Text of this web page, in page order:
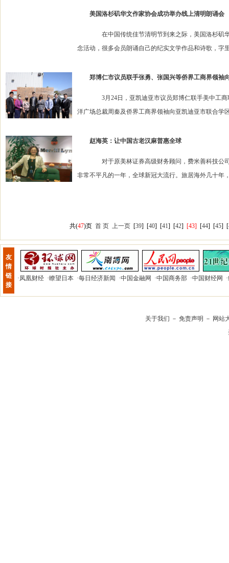
美国洛杉矶华文作家协会成功举办线上清明朗诵会
在中国传统佳节清明节到来之际，美国洛杉矶华
念活动，很多会员朗诵自己的纪实文学作品和诗歌，字
郑博仁市议员联手张勇、张国兴等侨界工商界领袖
3月24日，亚凯迪亚市议员郑博仁联手美中工商联
洋广场总裁周秦及侨界工商界领袖向亚凯迪亚市联合学
赵海英：让中国古老汉麻普惠全球
对于原美林证券高级财务顾问，费米善科技公司
非常不平凡的一年，全球新冠大流行。旅居海外几十年
共(47)页 首 页 上一页 [39] [40] [41] [42] [43] [44] [45] [
友
情
链
接
·凤凰财经 ·瞭望日本 ·每日经济新闻 ·中国金融网 ·中国商务部 ·中国财经网 ·
关于我们 － 免责声明 － 网站